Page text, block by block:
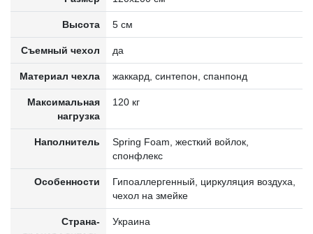
Высота 5 см
Съемный чехол да
Материал чехла жаккард, синтепон, спанпонд
Максимальная
нагрузка
120 кг
Наполнитель
Spring Foam, жесткий войлок,
спонфлекс
Особенности
Гипоаллергенный, циркуляция воздуха,
чехол на змейке
Страна-
Украина